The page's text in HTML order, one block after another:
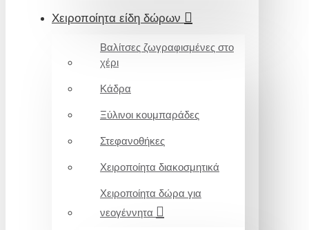
Χειροποίητα είδη δώρων
Βαλίτσες ζωγραφισμένες στο
χέρι
Κάδρα
Ξύλινοι κουμπαράδες
Στεφανοθήκες
Χειροποίητα διακοσμητικά
Χειροποίητα δώρα για
νεογέννητα